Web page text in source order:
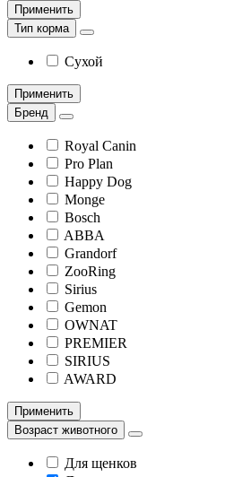
Применить
Тип корма
Сухой
Применить
Бренд
Royal Canin
Pro Plan
Happy Dog
Monge
Bosch
ABBA
Grandorf
ZooRing
Sirius
Gemon
OWNAT
PREMIER
SIRIUS
AWARD
Применить
Возраст животного
Для щенков